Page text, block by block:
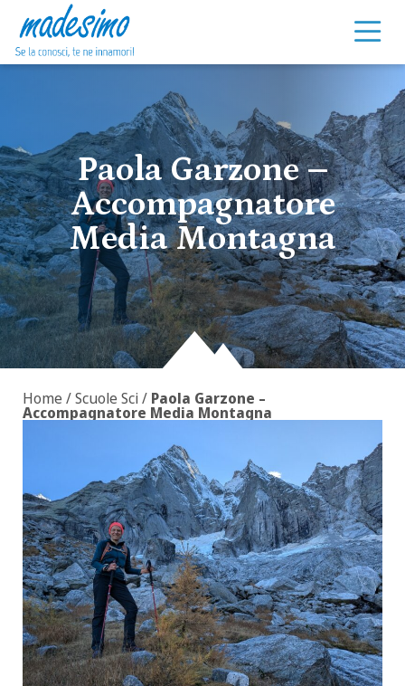
Vai al contenuto
Paola Garzone –
Accompagnatore
Media Montagna
Home /Scuole Sci/ Paola Garzone –
Accompagnatore Media Montagna